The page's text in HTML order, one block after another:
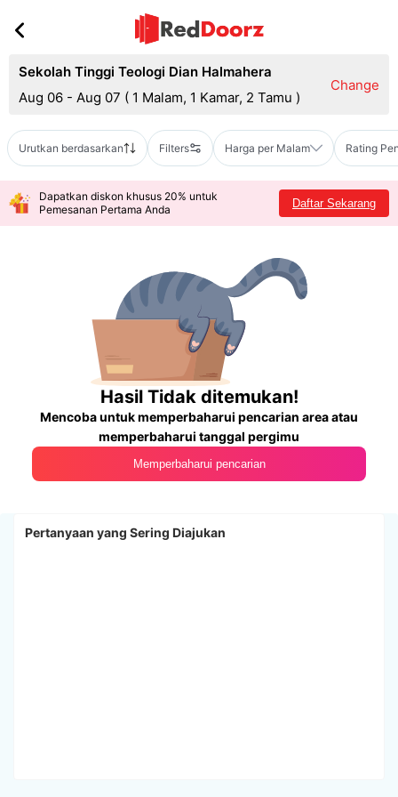
Sekolah Tinggi Teologi Dian Halmahera
Aug 06 - Aug 07 ( 1 Malam, 1 Kamar, 2 Tamu )
Change
Urutkan berdasarkan Filters Harga per Malam Rating
Dapatkan diskon khusus 20% untuk
Pemesanan Pertama Anda
Daftar Sekarang
Hasil Tidak ditemukan!
Mencoba untuk memperbaharui pencarian area atau
memperbaharui tanggal pergimu
Memperbaharui pencarian
Pertanyaan yang Sering Diajukan